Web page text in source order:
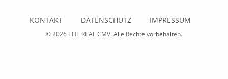
KONTAKT DATENSCHUTZ IMPRESSUM
© 2026THE REAL CMV. Alle Rechte vorbehalten.